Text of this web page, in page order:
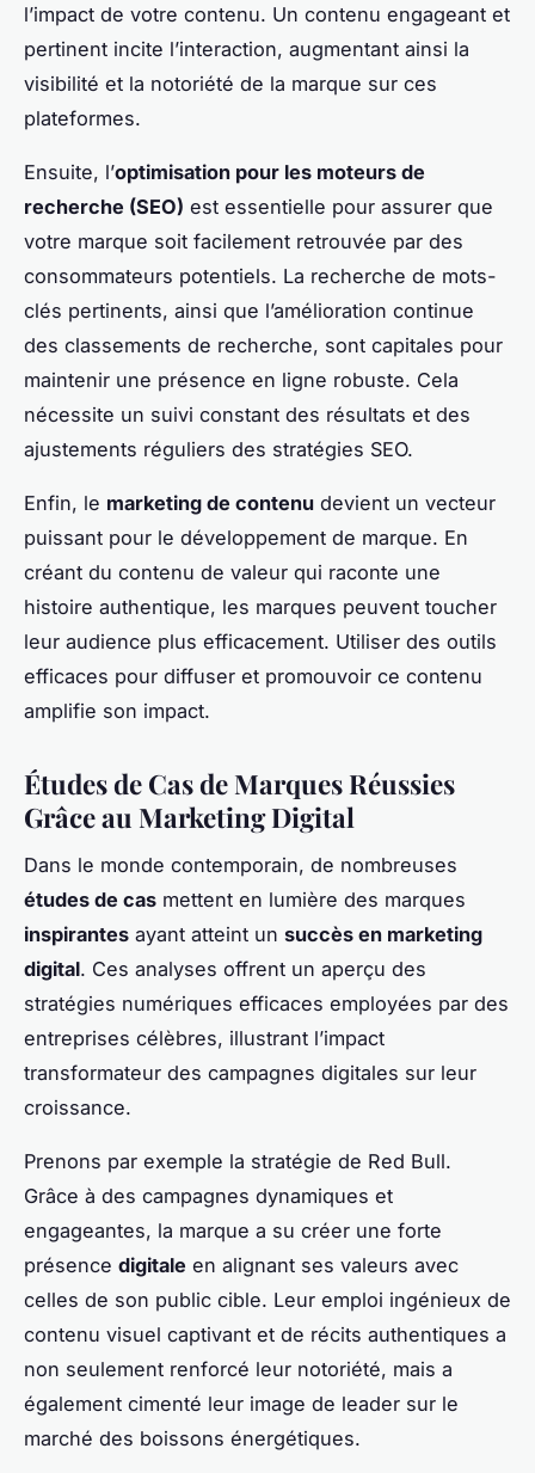
l’impact de votre contenu. Un contenu engageant et
pertinent incite l’interaction, augmentant ainsi la
visibilité et la notoriété de la marque sur ces
plateformes.
Ensuite, l’optimisation pour les moteurs de
recherche (SEO) est essentielle pour assurer que
votre marque soit facilement retrouvée par des
consommateurs potentiels. La recherche de mots-
clés pertinents, ainsi que l’amélioration continue
des classements de recherche, sont capitales pour
maintenir une présence en ligne robuste. Cela
nécessite un suivi constant des résultats et des
ajustements réguliers des stratégies SEO.
Enfin, le marketing de contenu devient un vecteur
puissant pour le développement de marque. En
créant du contenu de valeur qui raconte une
histoire authentique, les marques peuvent toucher
leur audience plus efficacement. Utiliser des outils
efficaces pour diffuser et promouvoir ce contenu
amplifie son impact.
Études de Cas de Marques Réussies
Grâce au Marketing Digital
Dans le monde contemporain, de nombreuses
études de cas mettent en lumière des marques
inspirantes ayant atteint un succès en marketing
digital. Ces analyses offrent un aperçu des
stratégies numériques efficaces employées par des
entreprises célèbres, illustrant l’impact
transformateur des campagnes digitales sur leur
croissance.
Prenons par exemple la stratégie de Red Bull.
Grâce à des campagnes dynamiques et
engageantes, la marque a su créer une forte
présence digitale en alignant ses valeurs avec
celles de son public cible. Leur emploi ingénieux de
contenu visuel captivant et de récits authentiques a
non seulement renforcé leur notoriété, mais a
également cimenté leur image de leader sur le
marché des boissons énergétiques.